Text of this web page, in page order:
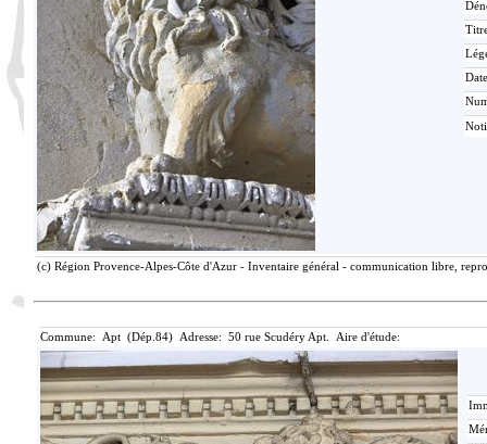
(c) Région Provence-Alpes-Côte d'Azur - Inventaire général - communication libre,
Commune: Apt (Dép.84) Adresse: 50 rue Scudéry Apt. Aire d'étude: